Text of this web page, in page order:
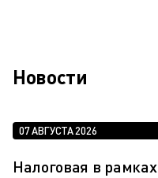
Новости
07 АВГУСТА 2026
Налоговая в рамках